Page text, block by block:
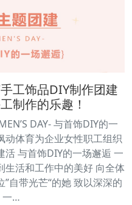
工饰品DIY制作团建
制作的乐趣！
DAY- 与首饰DIY的一
动体育为企业女性职工组织
与首饰DIY的一场邂逅 一
生活和工作中的美好 向全体
自带光芒“的她 致以深深的
一…